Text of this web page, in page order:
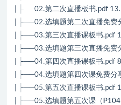
| ├──02.第二次直播板书.pdf
| ├──02.选填题第二次直播免费
| ├──03.第三次直播课板书.pdf
| ├──03.选填题第三次直播免费
| ├──04.第四次直播课板书.pdf
| ├──04.选填题第四次课免费分
| ├──05.第五次直播课板书.pdf
| ├──05.选填题第五次课（